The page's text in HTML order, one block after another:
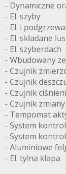
- Dynamiczne
- El. szyby
- El. i
- El. składane
- El. szyberdach
- Wbudowany
- Czujnik
- Czujnik
- Czujnik
- Czujnik
- Tempomat
- System
- System
- Aluminiowe
- El. tylna klapa